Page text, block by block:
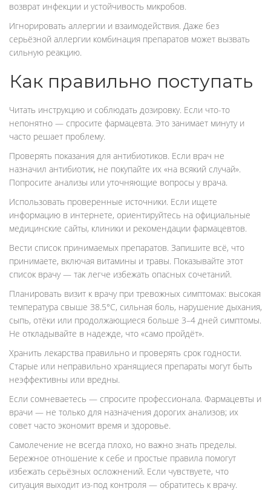
возврат инфекции и устойчивость микробов.
Игнорировать аллергии и взаимодействия. Даже без
серьёзной аллергии комбинация препаратов может вызвать
сильную реакцию.
Как правильно поступать
Читать инструкцию и соблюдать дозировку. Если что-то
непонятно — спросите фармацевта. Это занимает минуту и
часто решает проблему.
Проверять показания для антибиотиков. Если врач не
назначил антибиотик, не покупайте их «на всякий случай».
Попросите анализы или уточняющие вопросы у врача.
Использовать проверенные источники. Если ищете
информацию в интернете, ориентируйтесь на официальные
медицинские сайты, клиники и рекомендации фармацевтов.
Вести список принимаемых препаратов. Запишите всё, что
принимаете, включая витамины и травы. Показывайте этот
список врачу — так легче избежать опасных сочетаний.
Планировать визит к врачу при тревожных симптомах: высокая
температура свыше 38.5°С, сильная боль, нарушение дыхания,
сыпь, отёки или продолжающиеся больше 3–4 дней симптомы.
Не откладывайте в надежде, что «само пройдёт».
Хранить лекарства правильно и проверять срок годности.
Старые или неправильно хранящиеся препараты могут быть
неэффективны или вредны.
Если сомневаетесь — спросите профессионала. Фармацевты и
врачи — не только для назначения дорогих анализов; их
совет часто экономит время и здоровье.
Самолечение не всегда плохо, но важно знать пределы.
Бережное отношение к себе и простые правила помогут
избежать серьёзных осложнений. Если чувствуете, что
ситуация выходит из-под контроля — обратитесь к врачу.